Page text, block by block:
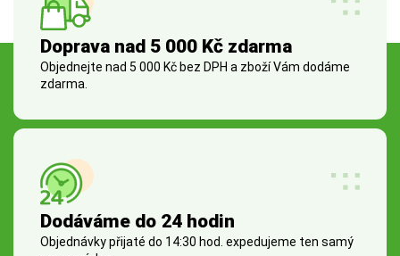
Doprava nad 5 000 Kč zdarma
Objednejte nad 5 000 Kč bez DPH a zboží Vám dodáme
zdarma.
Dodáváme do 24 hodin
Objednávky přijaté do 14:30 hod. expedujeme ten samý